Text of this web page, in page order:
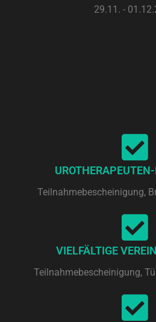
29.11. -
Teilnahmebescheinigung,
VIELFÄLTIGE
Teilnahmebescheinigung,